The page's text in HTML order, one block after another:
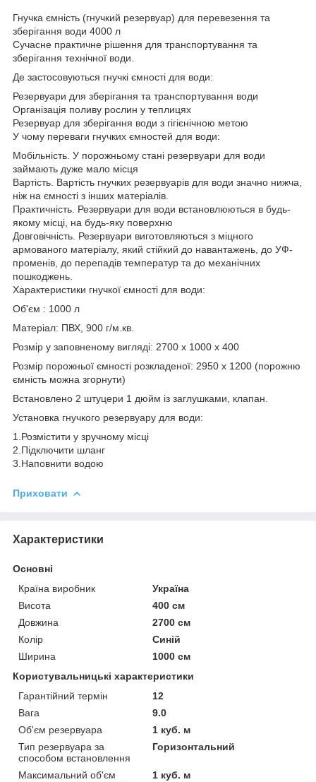
Гнучка ємність (гнучкий резервуар) для перевезення та
зберігання води 4000 л
Сучасне практичне рішення для транспортування та
зберігання технічної води.
Де застосовуються гнучкі ємності для води:
Резервуари для зберігання та транспортування води
Організація поливу рослин у теплицях
Резервуар для зберігання води з гігієнічною метою
У чому переваги гнучких ємностей для води:
Мобільність. У порожньому стані резервуари для води
займають дуже мало місця
Вартість. Вартість гнучких резервуарів для води значно нижча,
ніж на ємності з інших матеріалів.
Практичність. Резервуари для води встановлюються в будь-
якому місці, на будь-яку поверхню
Довговічність. Резервуари виготовляються з міцного
армованого матеріалу, який стійкий до навантажень, до УФ-
променів, до перепадів температур та до механічних
пошкоджень.
Характеристики гнучкої ємності для води:
Об'єм : 1000 л
Матеріал: ПВХ, 900 г/м.кв.
Розмір у заповненому вигляді: 2700 х 1000 х 400
Розмір порожньої ємності розкладеної: 2950 х 1200 (порожню
ємність можна згорнути)
Встановлено 2 штуцери 1 дюйм із заглушками, клапан.
Установка гнучкого резервуару для води:
1.Розмістити у зручному місці
2.Підключити шланг
3.Наповнити водою
Приховати
Характеристики
Основні
Країна виробник
Україна
Висота
400 см
Довжина
2700 см
Колір
Синій
Ширина
1000 см
Користувальницькі характеристики
Гарантійний термін
12
Вага
9.0
Об'єм резервуара
1 куб. м
Тип резервуара за
способом встановлення
Горизонтальний
Максимальний об'єм
1 куб. м